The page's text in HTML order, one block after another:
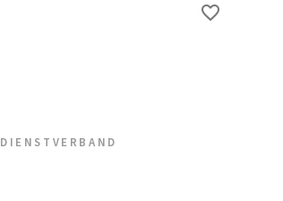
DIENSTVERBAND